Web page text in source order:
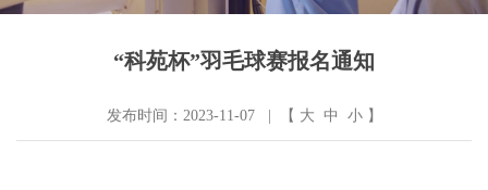
“科苑杯”羽毛球赛报名通知
发布时间：2023-11-07 | 【 大 中 小】